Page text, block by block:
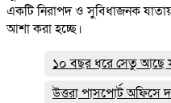
একটি নিরাপদ ও সুবিধাজনক
আশা করা হচ্ছে।
১০ বছর ধরে সেতু আছে
উত্তরা পাসপোর্ট অফিসে